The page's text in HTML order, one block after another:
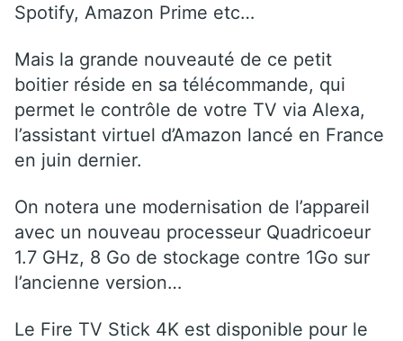
Spotify, Amazon Prime etc…
Mais la grande nouveauté de ce petit
boitier réside en sa télécommande, qui
permet le contrôle de votre TV via Alexa,
l’assistant virtuel d’Amazon lancé en France
en juin dernier.
On notera une modernisation de l’appareil
avec un nouveau processeur Quadricoeur
1.7 GHz, 8 Go de stockage contre 1Go sur
l’ancienne version…
Le Fire TV Stick 4K est disponible pour le